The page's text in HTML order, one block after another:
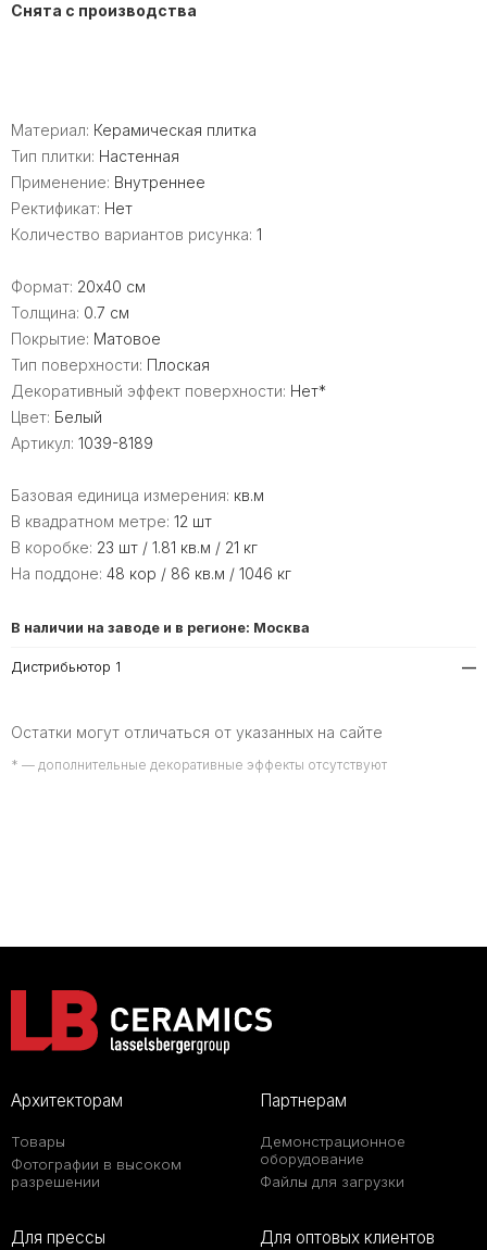
Снята с производства
Материал: Керамическая плитка
Тип плитки: Настенная
Применение: Внутреннее
Ректификат: Нет
Количество вариантов рисунка: 1
Формат: 20x40 см
Толщина: 0.7 см
Покрытие: Матовое
Тип поверхности: Плоская
Декоративный эффект поверхности: Нет*
Цвет: Белый
Артикул: 1039-8189
Базовая единица измерения: кв.м
В квадратном метре: 12 шт
В коробке: 23 шт / 1.81 кв.м / 21 кг
На поддоне: 48 кор / 86 кв.м / 1046 кг
В наличии на заводе и в регионе: Москва
Дистрибьютор 1 —
Остатки могут отличаться от указанных на сайте
* — дополнительные декоративные эффекты отсутствуют
Архитекторам
Товары
Фотографии в высоком
разрешении
Партнерам
Демонстрационное
оборудование
Файлы для загрузки
Для прессы Для оптовых клиентов